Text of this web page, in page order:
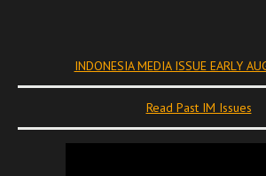
INDONESIA MEDIA ISSUE EARLY
Read Past IM Issues